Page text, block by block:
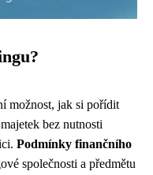
možnost, jak si pořídit
bez nutnosti
Podmínky finančního
společnosti a předmětu